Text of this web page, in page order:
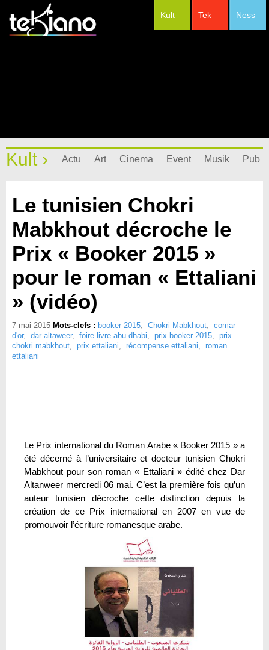
Ness
Tek
Kult
Kult › Actu Art Cinema Event Musik Pub
Le tunisien Chokri
Mabkhout décroche le
Prix « Booker 2015 »
pour le roman « Ettaliani
» (vidéo)
7 mai 2015 Mots-clefs : booker 2015, Chokri Mabkhout, comar
d'or, dar altaweer, foire livre abu dhabi, prix booker 2015, prix
chokri mabkhout, prix ettaliani, récompense ettaliani, roman
ettaliani
Le Prix international du Roman Arabe « Booker 2015 » a
été décerné à l’universitaire et docteur tunisien Chokri
Mabkhout pour son roman « Ettaliani » édité chez Dar
Altanweer mercredi 06 mai. C’est la première fois qu’un
auteur tunisien décroche cette distinction depuis la
création de ce Prix international en 2007 en vue de
promouvoir l’écriture romanesque arabe.